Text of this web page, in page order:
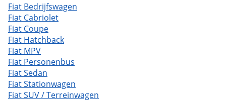
Fiat Bedrijfswagen
Fiat Cabriolet
Fiat Coupe
Fiat Hatchback
Fiat MPV
Fiat Personenbus
Fiat Sedan
Fiat Stationwagen
Fiat SUV / Terreinwagen